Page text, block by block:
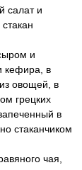
салат и
и
кефира, в
овощей, в
грецких
в
стаканчиком
чая,